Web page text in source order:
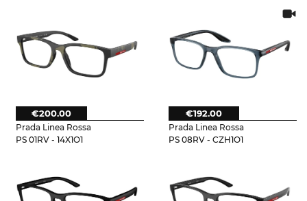
Prada Linea Rossa
PS 01RV - 14X1O1
€200.00
Prada Linea Rossa
PS 08RV - CZH1O1
€192.00